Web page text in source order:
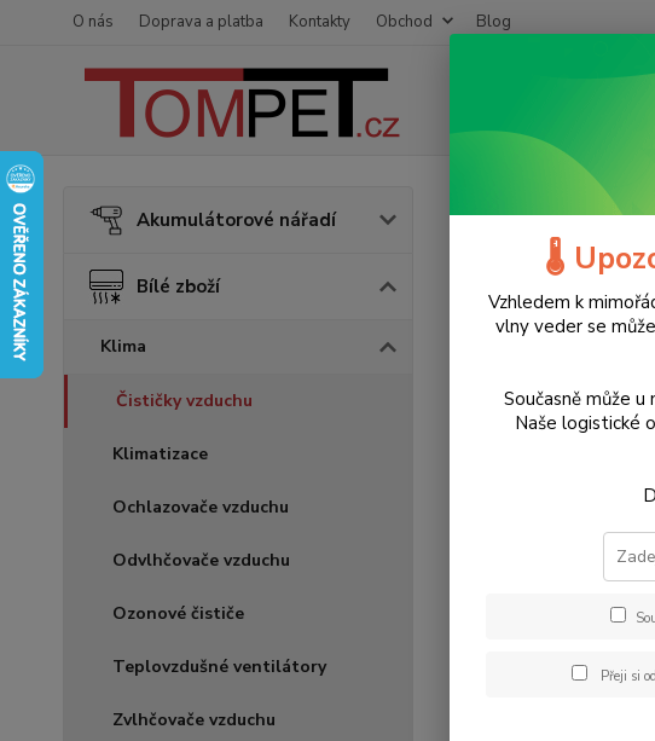
O nás Doprava a platba Kontakty Obchod Blog
Akumulátorové nářadí
Bílé zboží
Klima
Čističky vzduchu
Klimatizace
Ochlazovače vzduchu
Odvlhčovače vzduchu
Ozonové čističe
Teplovzdušné ventilátory
Zvlhčovače vzduchu
Novinka Akce
🌡️
Vzhledem k
vlny veder se
Současně může
Naše logistické
Přeji si